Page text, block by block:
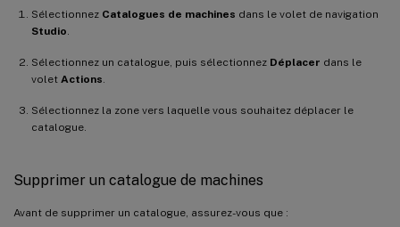
Sélectionnez Catalogues de machines dans le volet de navigation
Studio
Sélectionnez un catalogue, puis sélectionnez Déplacer dans le
volet Actions
Sélectionnez la zone vers laquelle vous souhaitez déplacer le
catalogue.
Supprimer un catalogue de machines
Avant de supprimer un catalogue, assurez-vous que :